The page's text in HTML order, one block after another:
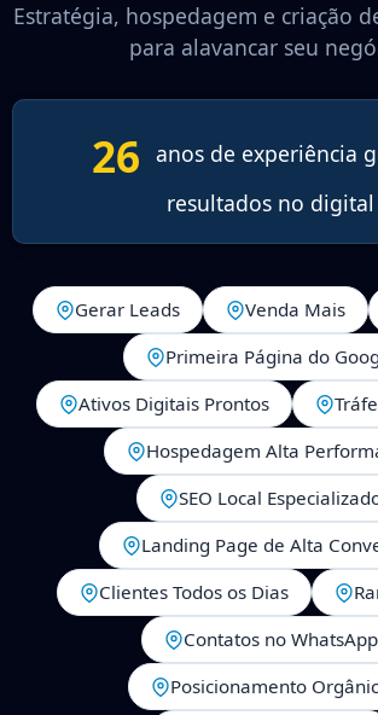
Estratégia, hospedagem e criação
para alavancar seu
26 anos de experiência
resultados no digital
Gerar Leads Venda Mais
Primeira Página do
Ativos Digitais Prontos
Hospedagem Alta
SEO Local
Landing Page de Alta
Clientes Todos os Dias
Contatos no WhatsApp
Posicionamento